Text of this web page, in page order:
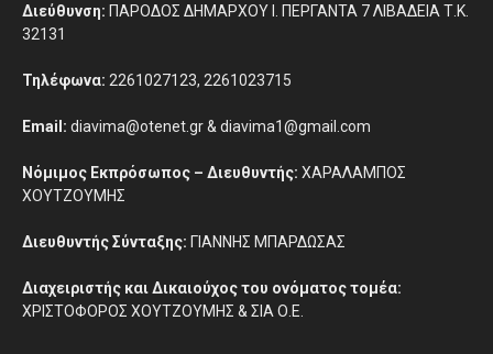
Διεύθυνση: ΠΑΡΟΔΟΣ ΔΗΜΑΡΧΟΥ Ι. ΠΕΡΓΑΝΤΑ 7 ΛΙΒΑΔΕΙΑ Τ.Κ.
32131
Τηλέφωνα: 2261027123, 2261023715
Email: diavima@otenet.gr & diavima1@gmail.com
Νόμιμος Εκπρόσωπος – Διευθυντής: ΧΑΡΑΛΑΜΠΟΣ
ΧΟΥΤΖΟΥΜΗΣ
Διευθυντής Σύνταξης: ΓΙΑΝΝΗΣ ΜΠΑΡΔΩΣΑΣ
Διαχειριστής και Δικαιούχος του ονόματος τομέα:
ΧΡΙΣΤΟΦΟΡΟΣ ΧΟΥΤΖΟΥΜΗΣ & ΣΙΑ Ο.Ε.